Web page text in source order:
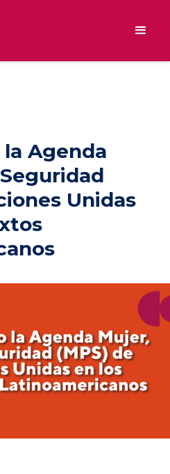
Agenda
Unidas